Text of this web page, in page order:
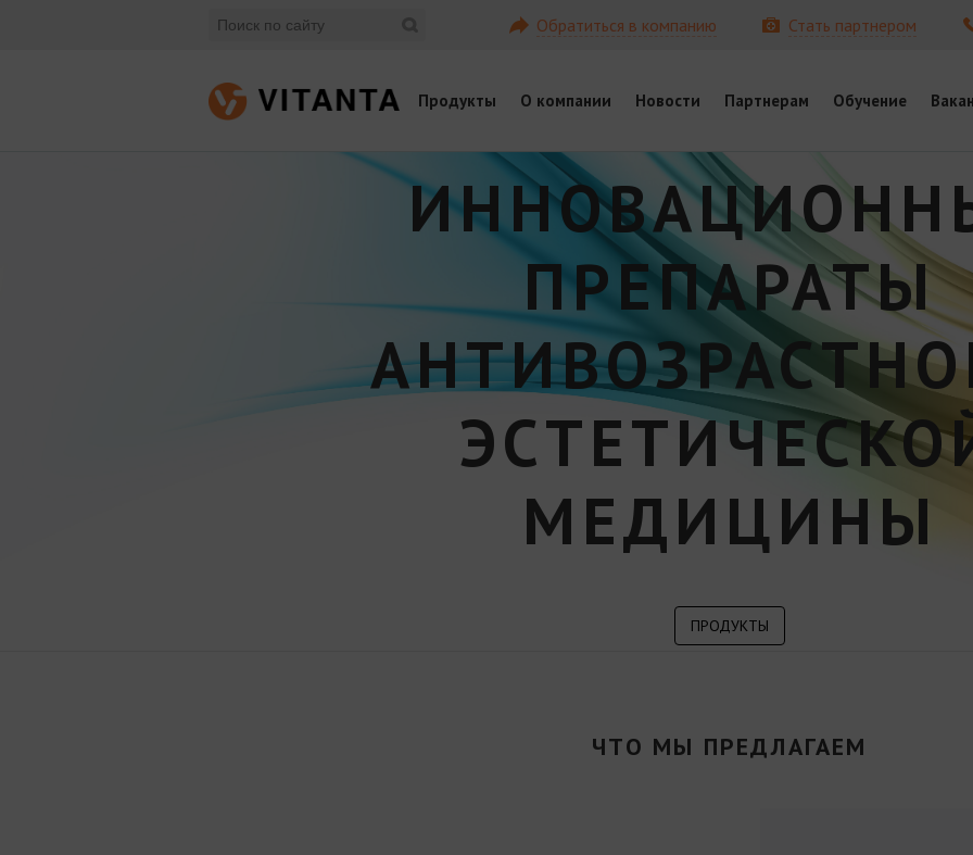
Обратиться в компанию Стать партнером
Продукты О компании Новости Партнерам Обучение
ПРЕПАРАТЫ
МЕДИЦИНЫ
ПРОДУКТЫ
ЧТО МЫ ПРЕДЛАГАЕМ